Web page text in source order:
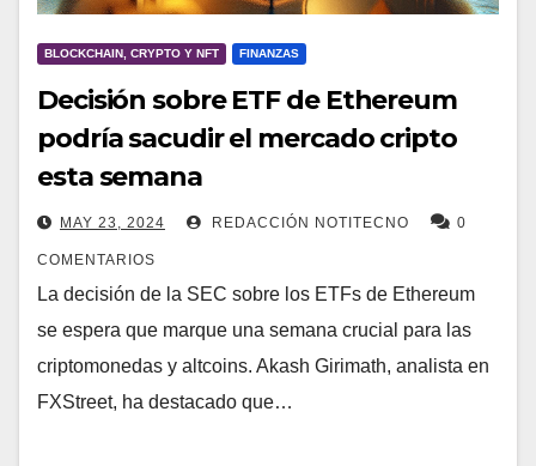
BLOCKCHAIN, CRYPTO Y NFT FINANZAS
Decisión sobre ETF de Ethereum
podría sacudir el mercado cripto
esta semana
MAY 23, 2024 REDACCIÓN NOTITECNO 0
COMENTARIOS
La decisión de la SEC sobre los ETFs de Ethereum
se espera que marque una semana crucial para las
criptomonedas y altcoins. Akash Girimath, analista en
FXStreet, ha destacado que…